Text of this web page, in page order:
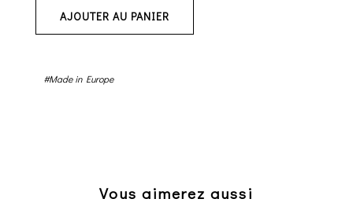
AJOUTER AU PANIER
#Made in Europe
Vous aimerez aussi